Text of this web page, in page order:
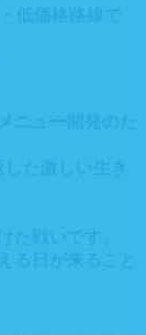
低価格路線で
ニュー開発のた
た激しい生き
た戦いです。
る日が来ること